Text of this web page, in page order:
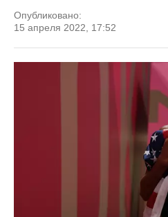
Опубликовано:
15 апреля 2022, 17:52